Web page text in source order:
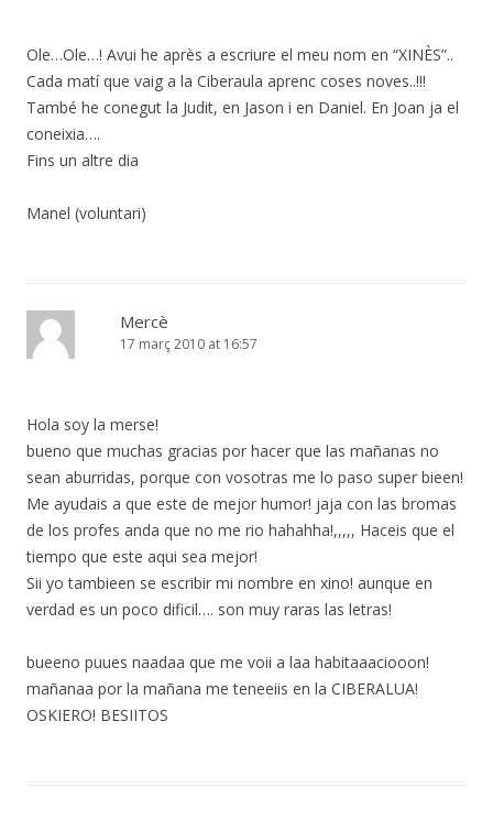
Ole…Ole…! Avui he après a escriure el meu nom en “XINÈS”..
Cada matí que vaig a la Ciberaula aprenc coses noves..!!!
També he conegut la Judit, en Jason i en Daniel. En Joan ja el
coneixia….
Fins un altre dia
Manel (voluntari)
Mercè
17 març 2010 at 16:57
Hola soy la merse!
bueno que muchas gracias por hacer que las mañanas no
sean aburridas, porque con vosotras me lo paso super bieen!
Me ayudais a que este de mejor humor! jaja con las bromas
de los profes anda que no me rio hahahha!,,,,, Haceis que el
tiempo que este aqui sea mejor!
Sii yo tambieen se escribir mi nombre en xino! aunque en
verdad es un poco dificil…. son muy raras las letras!
bueeno puues naadaa que me voii a laa habitaaaciooon!
mañanaa por la mañana me teneeiis en la CIBERALUA!
OSKIERO! BESIITOS